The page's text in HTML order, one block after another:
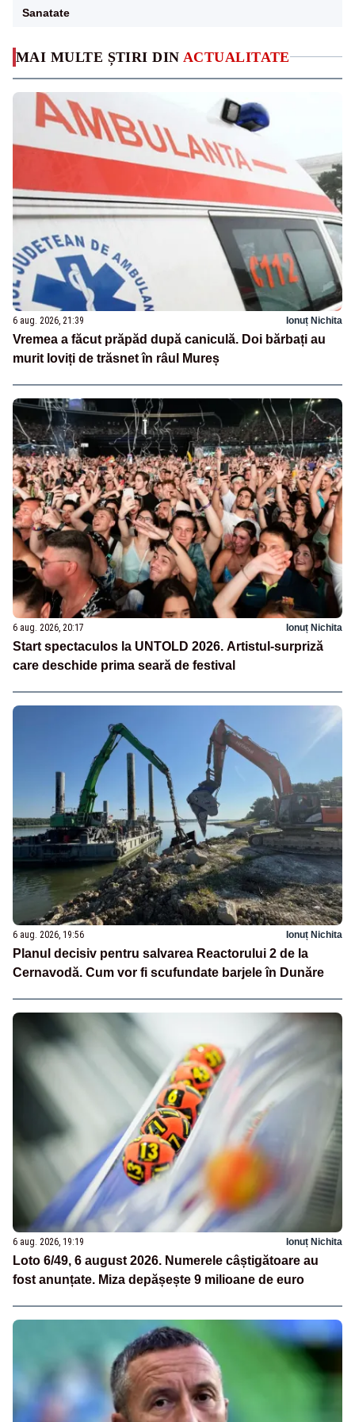
MAI MULTE ȘTIRI DIN ACTUALITATE
6 aug. 2026, 21:39 Ionuț Nichita
Vremea a făcut prăpăd după caniculă. Doi bărbați au
murit loviți de trăsnet în râul Mureș
6 aug. 2026, 20:17 Ionuț Nichita
Start spectaculos la UNTOLD 2026. Artistul-surpriză
care deschide prima seară de festival
6 aug. 2026, 19:56 Ionuț Nichita
Planul decisiv pentru salvarea Reactorului 2 de la
Cernavodă. Cum vor fi scufundate barjele în Dunăre
6 aug. 2026, 19:19 Ionuț Nichita
Loto 6/49, 6 august 2026. Numerele câștigătoare au
fost anunțate. Miza depășește 9 milioane de euro
Sanatate